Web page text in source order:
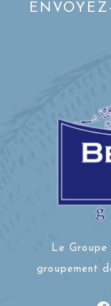
Le
groupement